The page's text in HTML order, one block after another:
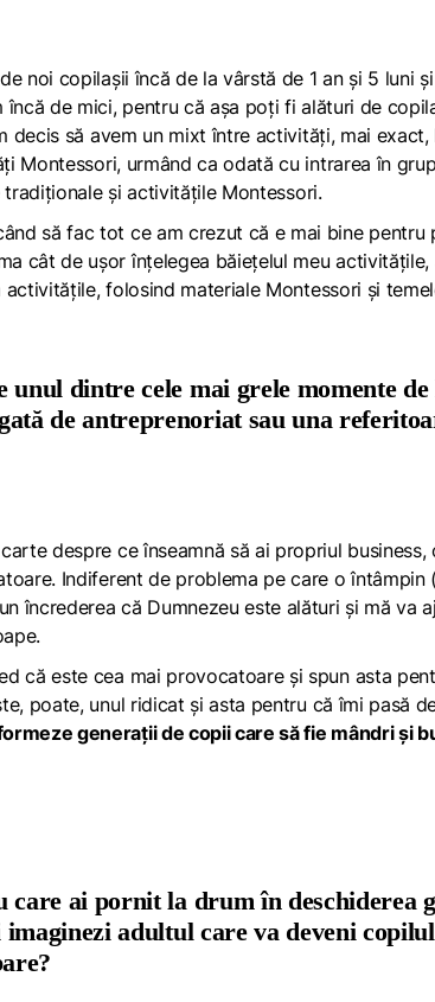
noi copilașii încă de la vârstă de 1 an și 5 luni
de mici, pentru că așa poți fi alături de
decis să avem un mixt între activități, mai
Montessori, urmând ca odată cu intrarea în
și activitățile Montessori.
să fac tot ce am crezut că e mai bine
cât de ușor înțelegea băiețelul meu
folosind materiale Montessori și
unul dintre cele mai grele momente
de antreprenoriat sau una
despre ce înseamnă să ai propriul
Indiferent de problema pe care o întâmpin
încrederea că Dumnezeu este alături și mă va
că este cea mai provocatoare și spun asta
poate, unul ridicat și asta pentru că îmi pasă
generații de copii care să fie mândri și
care ai pornit la drum în deschiderea
adultul care va deveni